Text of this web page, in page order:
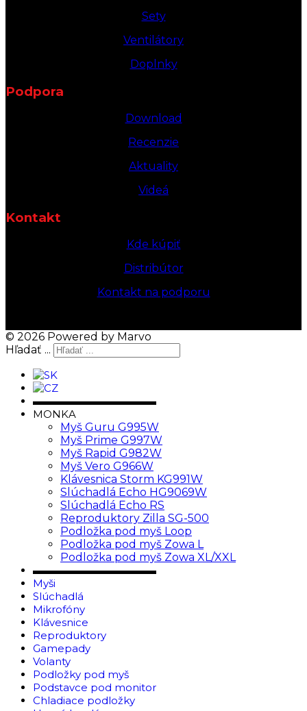
Sety
Ventilátory
Doplnky
Podpora
Download
Recenzie
Aktuality
Videá
Kontakt
Kde kúpiť
Distribútor
Kontakt na podporu
© 2026 Powered by Marvo
Hľadať ...
▬▬▬▬▬▬▬▬▬▬▬▬
MONKA
Myš Guru G995W
Myš Prime G997W
Myš Rapid G982W
Myš Vero G966W
Klávesnica Storm KG991W
Slúchadlá Echo HG9069W
Slúchadlá Echo RS
Reproduktory Zilla SG-500
Podložka pod myš Loop
Podložka pod myš Zowa L
Podložka pod myš Zowa XL/XXL
▬▬▬▬▬▬▬▬▬▬▬▬
Myši
Slúchadlá
Mikrofóny
Klávesnice
Reproduktory
Gamepady
Volanty
Podložky pod myš
Podstavce pod monitor
Chladiace podložky